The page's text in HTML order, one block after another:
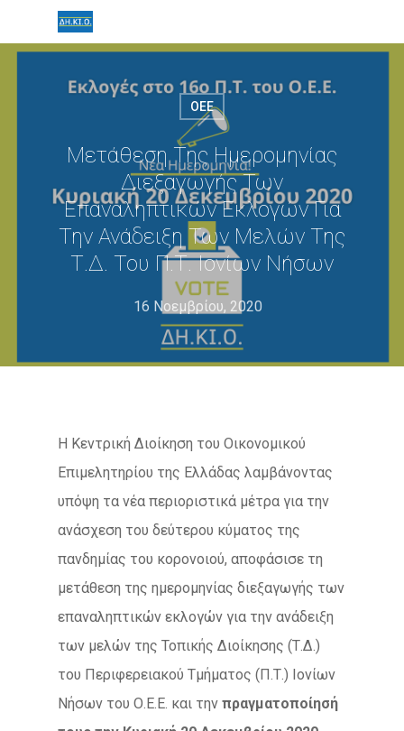
ΟΕΕ
Μετάθεση Της Ημερομηνίας
Διεξαγωγής Των
Επαναληπτικών Εκλογών Για
Την Ανάδειξη Των Μελών Της
Τ.Δ. Του Π.Τ. Ιονίων Νήσων
16 Νοεμβρίου, 2020
Η Κεντρική Διοίκηση του Οικονομικού
Επιμελητηρίου της Ελλάδας λαμβάνοντας
υπόψη τα νέα περιοριστικά μέτρα για την
ανάσχεση του δεύτερου κύματος της
πανδημίας του κορονοιού, αποφάσισε τη
μετάθεση της ημερομηνίας διεξαγωγής των
επαναληπτικών εκλογών για την ανάδειξη
των μελών της Τοπικής Διοίκησης (Τ.Δ.)
του Περιφερειακού Τμήματος (Π.Τ.) Ιονίων
Νήσων του Ο.Ε.Ε. και την πραγματοποίησή